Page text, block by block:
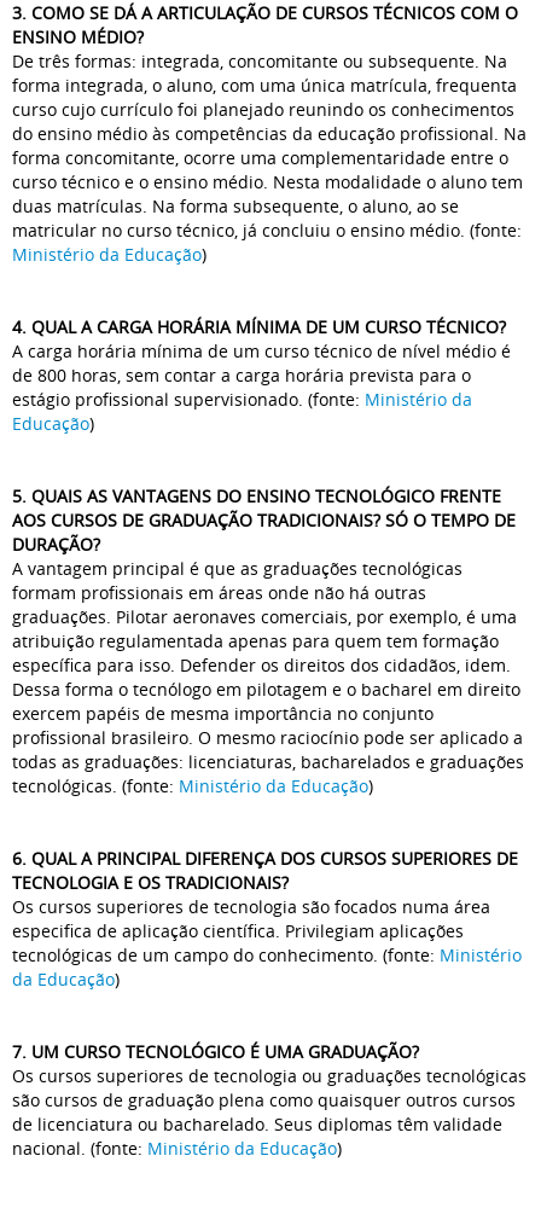
3. COMO SE DÁ A ARTICULAÇÃO DE CURSOS TÉCNICOS COM O
ENSINO MÉDIO?
De três formas: integrada, concomitante ou subsequente. Na
forma integrada, o aluno, com uma única matrícula, frequenta
curso cujo currículo foi planejado reunindo os conhecimentos
do ensino médio às competências da educação profissional. Na
forma concomitante, ocorre uma complementaridade entre o
curso técnico e o ensino médio. Nesta modalidade o aluno tem
duas matrículas. Na forma subsequente, o aluno, ao se
matricular no curso técnico, já concluiu o ensino médio. (fonte:
Ministério da Educação)
4. QUAL A CARGA HORÁRIA MÍNIMA DE UM CURSO TÉCNICO?
A carga horária mínima de um curso técnico de nível médio é
de 800 horas, sem contar a carga horária prevista para o
estágio profissional supervisionado. (fonte: Ministério da
Educação)
5. QUAIS AS VANTAGENS DO ENSINO TECNOLÓGICO FRENTE
AOS CURSOS DE GRADUAÇÃO TRADICIONAIS? SÓ O TEMPO DE
DURAÇÃO?
A vantagem principal é que as graduações tecnológicas
formam profissionais em áreas onde não há outras
graduações. Pilotar aeronaves comerciais, por exemplo, é uma
atribuição regulamentada apenas para quem tem formação
específica para isso. Defender os direitos dos cidadãos, idem.
Dessa forma o tecnólogo em pilotagem e o bacharel em direito
exercem papéis de mesma importância no conjunto
profissional brasileiro. O mesmo raciocínio pode ser aplicado a
todas as graduações: licenciaturas, bacharelados e graduações
tecnológicas. (fonte: Ministério da Educação)
6. QUAL A PRINCIPAL DIFERENÇA DOS CURSOS SUPERIORES DE
TECNOLOGIA E OS TRADICIONAIS?
Os cursos superiores de tecnologia são focados numa área
especifica de aplicação científica. Privilegiam aplicações
tecnológicas de um campo do conhecimento. (fonte: Ministério
da Educação)
7. UM CURSO TECNOLÓGICO É UMA GRADUAÇÃO?
Os cursos superiores de tecnologia ou graduações tecnológicas
são cursos de graduação plena como quaisquer outros cursos
de licenciatura ou bacharelado. Seus diplomas têm validade
nacional. (fonte: Ministério da Educação)